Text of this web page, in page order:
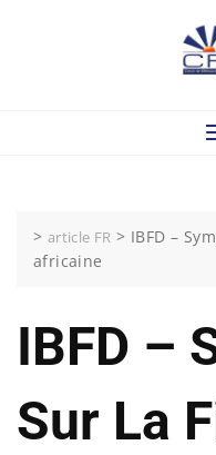
> article FR > IBFD –
africaine
IBFD –
Sur La